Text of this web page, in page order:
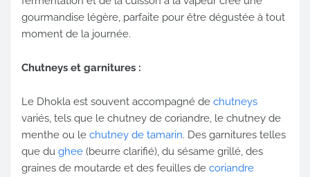
gourmandise légère, parfaite pour être dégustée à tout
moment de la journée.
Chutneys et garnitures :
Le Dhokla est souvent accompagné de chutneys
variés, tels que le chutney de coriandre, le chutney de
menthe ou le chutney de tamarin. Des garnitures telles
que du ghee (beurre clarifié), du sésame grillé, des
graines de moutarde et des feuilles de coriandre